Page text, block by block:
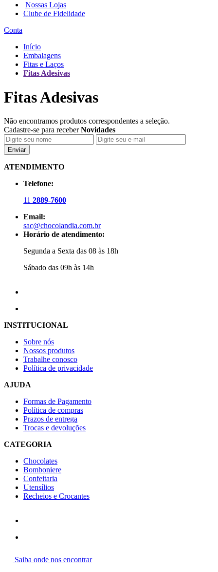
Nossas Lojas
Clube de Fidelidade
Conta
Início
Embalagens
Fitas e Laços
Fitas Adesivas
Fitas Adesivas
Não encontramos produtos correspondentes a seleção.
Cadastre-se para receberNovidades
Enviar
ATENDIMENTO
Telefone:
11 2889-7600
Email:
sac@chocolandia.com.br
Horário de atendimento:
Segunda a Sexta das 08 às 18h
Sábado das 09h às 14h
INSTITUCIONAL
Sobre nós
Nossos produtos
Trabalhe conosco
Política de privacidade
AJUDA
Formas de Pagamento
Política de compras
Prazos de entrega
Trocas e devoluções
CATEGORIA
Chocolates
Bomboniere
Confeitaria
Utensílios
Recheios e Crocantes
Saiba onde nos encontrar